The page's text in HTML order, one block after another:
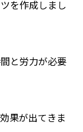
を作成しまし
と労力が必要
果が出てきま